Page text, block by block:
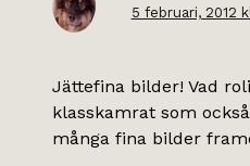
5 februari, 2012
Jättefina bilder! Vad
klasskamrat som
många fina bilder